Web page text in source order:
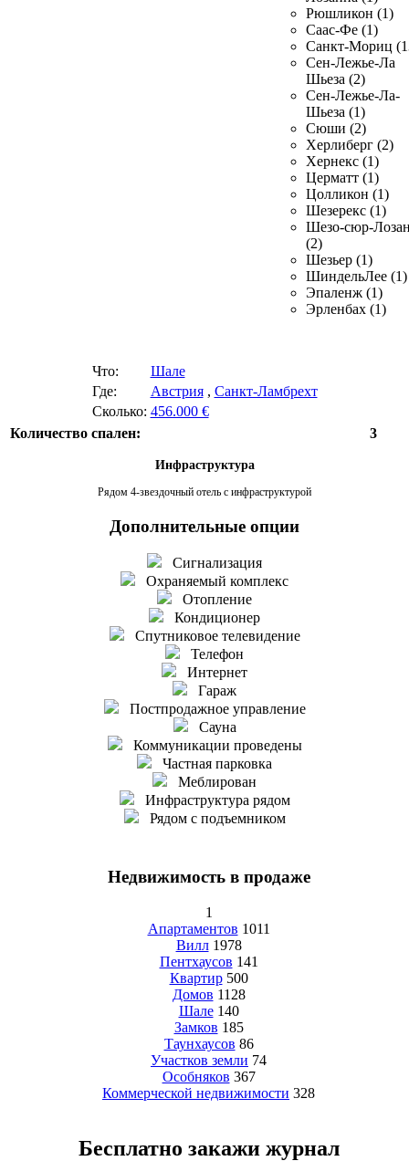
Рюшликон (1)
Саас-Фе (1)
Санкт-Мориц
Сен-Лежье-Ла
Шьеза (2)
Сен-Лежье-Ла-
Шьеза (1)
Сюши (2)
Херлиберг (2)
Хернекс (1)
Церматт (1)
Цолликон (1)
Шезерекс (1)
Шезо-сюр-
(2)
Шезьер (1)
ШиндельЛее (1)
Эпаленж (1)
Эрленбах (1)
Что:
Шале
Где:
Австрия, Санкт-Ламбрехт
Сколько: 456.000 €
Количество спален:
3
Инфраструктура
Рядом 4-звездочный отель с инфраструктурой
Дополнительные опции
Сигнализация
Охраняемый комплекс
Отопление
Кондиционер
Спутниковое телевидение
Телефон
Интернет
Гараж
Постпродажное управление
Сауна
Коммуникации проведены
Частная парковка
Меблирован
Инфраструктура рядом
Рядом с подъемником
Недвижимость в продаже
1
Апартаментов 1011
Вилл 1978
Пентхаусов 141
Квартир 500
Домов 1128
Шале 140
Замков 185
Таунхаусов 86
Участков земли 74
Особняков 367
Коммерческой недвижимости 328
Бесплатно закажи журнал